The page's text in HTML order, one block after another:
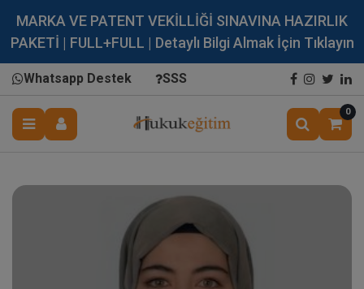
MARKA VE PATENT VEKİLLİĞİ SINAVINA HAZIRLIK
PAKETİ | FULL+FULL | Detaylı Bilgi Almak İçin Tıklayın
Whatsapp Destek SSS
0